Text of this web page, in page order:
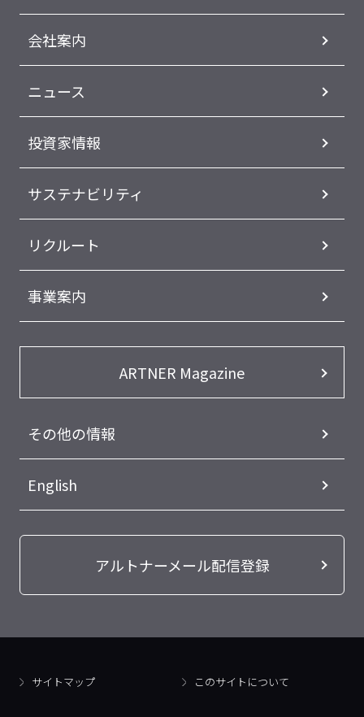
会社案内
ニュース
投資家情報
サステナビリティ
リクルート
事業案内
ARTNER Magazine
その他の情報
English
アルトナーメール配信登録
サイトマップ このサイトについて